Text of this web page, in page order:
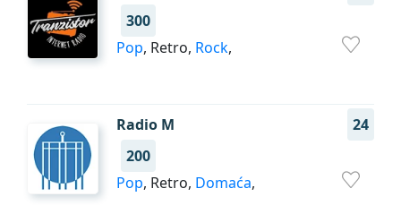
300
Pop, Retro, Rock,
Radio M
24
200
Pop, Retro, Domaća,